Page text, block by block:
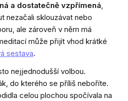
a dostatečně vzpřímená,
nezačali sklouzávat nebo
ale zároveň v něm má
může přijít vhod krátké
sestava.
nejjednodušší volbou.
do kterého se příliš neboříte.
celou plochou spočívala na